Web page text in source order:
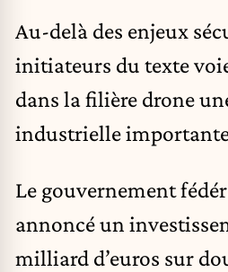
Au-delà des enjeux
initiateurs du texte
dans la filière drone
industrielle
Le gouvernement
annoncé un
milliard d’euros sur